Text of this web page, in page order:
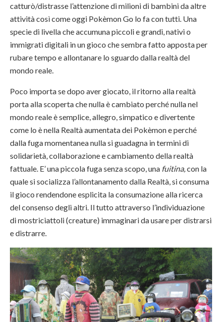
catturò/distrasse l’attenzione di milioni di bambini da altre
attività così come oggi Pokèmon Go lo fa con tutti. Una
specie di livella che accumuna piccoli e grandi, nativi o
immigrati digitali in un gioco che sembra fatto apposta per
rubare tempo e allontanare lo sguardo dalla realtà del
mondo reale.
Poco importa se dopo aver giocato, il ritorno alla realtà
porta alla scoperta che nulla è cambiato perché nulla nel
mondo reale è semplice, allegro, simpatico e divertente
come lo è nella Realtà aumentata dei Pokèmon e perché
dalla fuga momentanea nulla si guadagna in termini di
solidarietà, collaborazione e cambiamento della realtà
fattuale. E’ una piccola fuga senza scopo, una fuitina, con la
quale si socializza l’allontanamento dalla Realtà, si consuma
il gioco rendendone esplicita la consumazione alla ricerca
del consenso degli altri. Il tutto attraverso l’individuazione
di mostriciattoli (creature) immaginari da usare per distrarsi
e distrarre.